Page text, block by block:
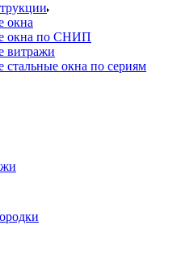
окна
окна по СНИП
витражи
стальные окна по сериям